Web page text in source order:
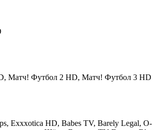
Матч! Футбол 2 HD, Матч! Футбол 3 HD
Exxxotica HD, Babes TV, Barely Legal, O-